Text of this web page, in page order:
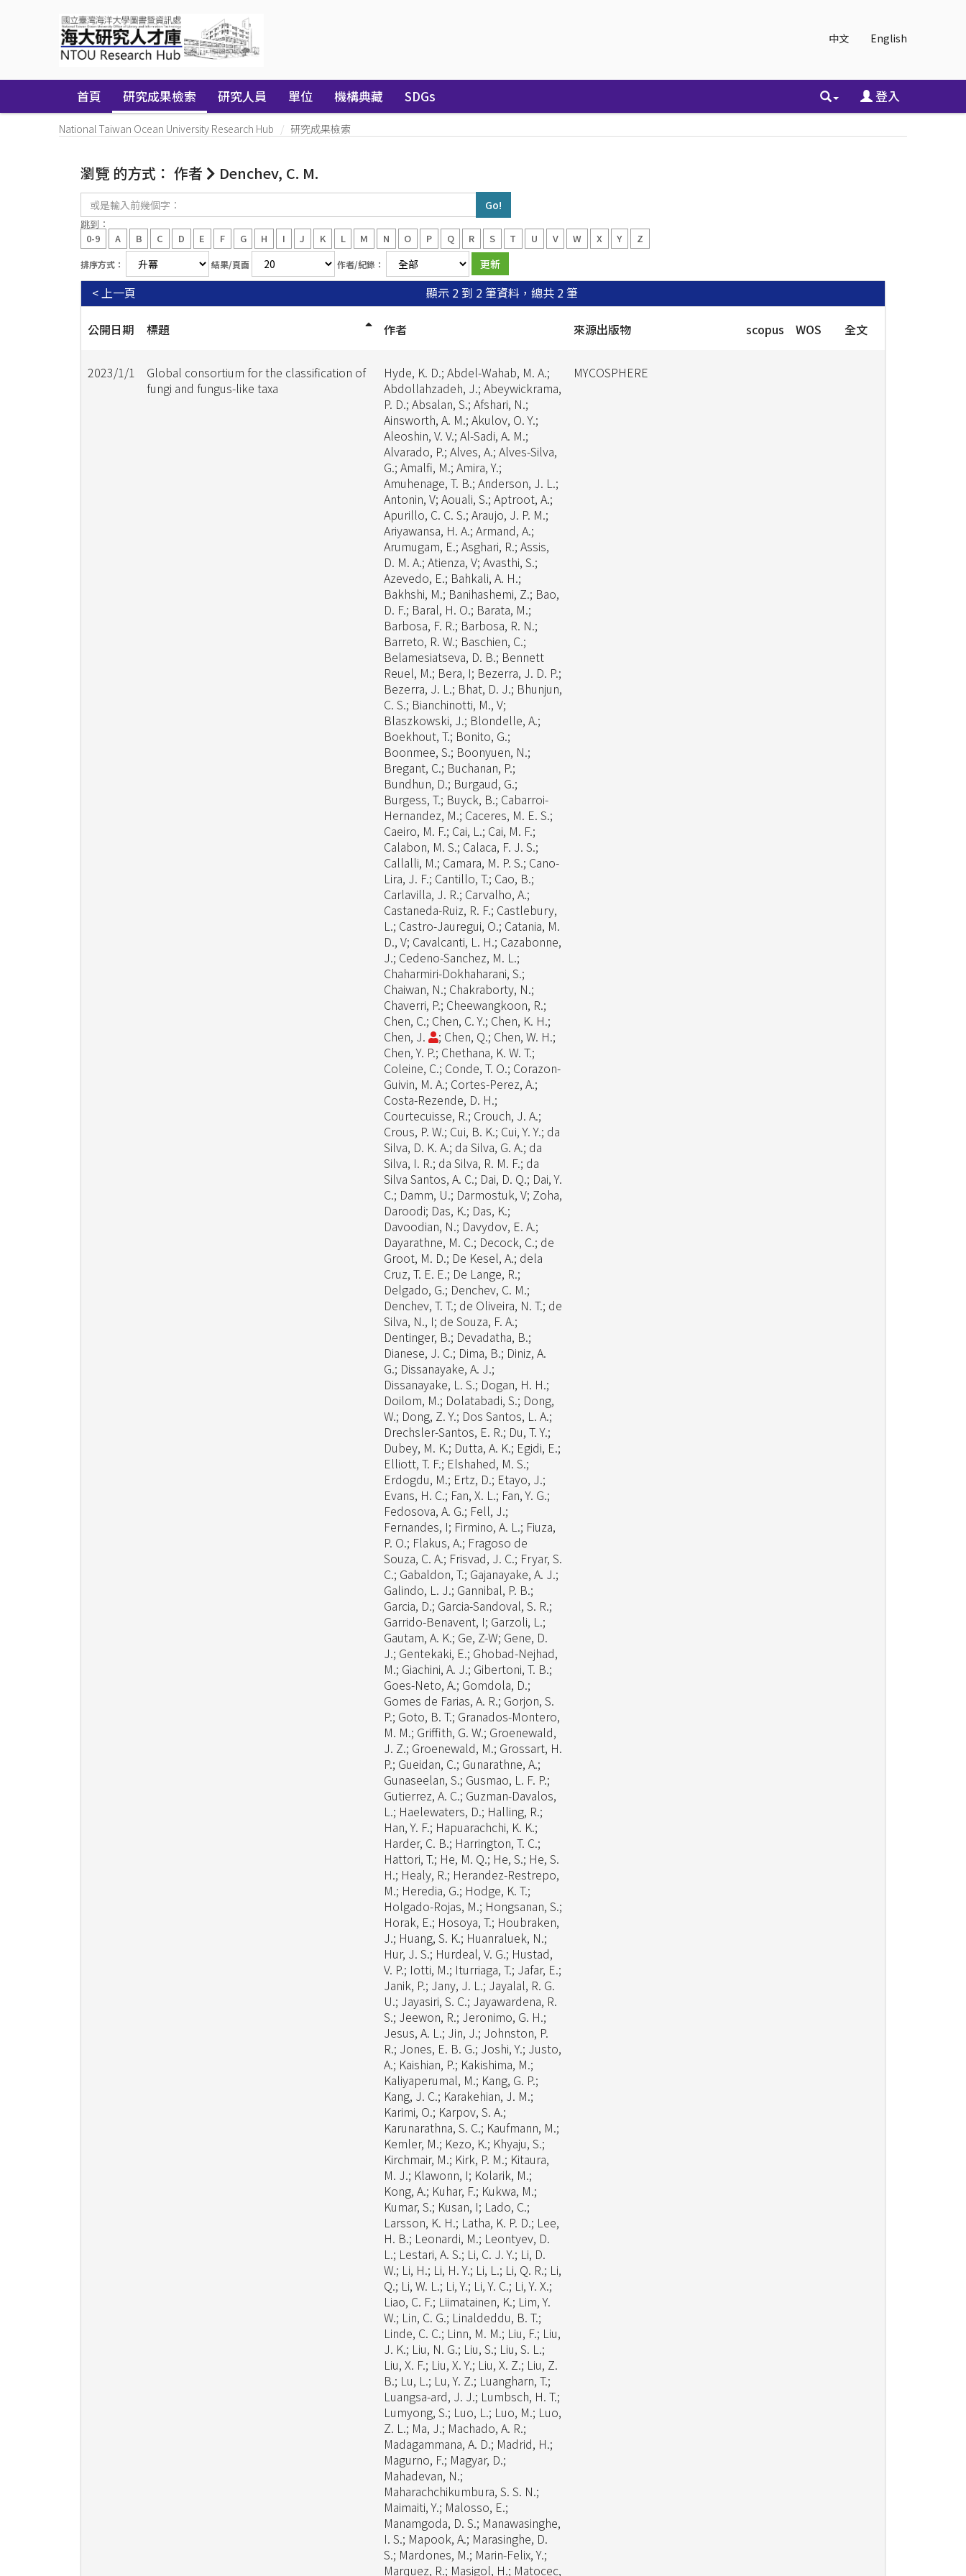
中文 English
首頁 研究成果檢索 研究人員 單位 機構典藏 SDGs 登入
National Taiwan Ocean University Research Hub 研究成果檢索
瀏覽 的方式： 作者 Denchev, C. M.
或
輸
入
前
幾
字：
跳到：
0-9
A B C D E F G H I J K L M N O P Q R S T U V W X Y Z
排序方式： 結果/頁面 作者/紀錄：
顯示 2 到 2 筆資料，總共 2 筆
< 上一頁
公開日期 標題 作者 來源出版物 scopus WOS 全文
2023/1/1
Global consortium for the classification of
fungi and fungus-like taxa
Hyde, K. D.; Abdel-Wahab, M. A.;
Abdollahzadeh, J.; Abeywickrama,
P. D.; Absalan, S.; Afshari, N.;
Ainsworth, A. M.; Akulov, O. Y.;
Aleoshin, V. V.; Al-Sadi, A. M.;
Alvarado, P.; Alves, A.; Alves-Silva,
G.; Amalfi, M.; Amira, Y.;
Amuhenage, T. B.; Anderson, J. L.;
Antonin, V; Aouali, S.; Aptroot, A.;
Apurillo, C. C. S.; Araujo, J. P. M.;
Ariyawansa, H. A.; Armand, A.;
Arumugam, E.; Asghari, R.; Assis,
D. M. A.; Atienza, V; Avasthi, S.;
Azevedo, E.; Bahkali, A. H.;
Bakhshi, M.; Banihashemi, Z.; Bao,
D. F.; Baral, H. O.; Barata, M.;
Barbosa, F. R.; Barbosa, R. N.;
Barreto, R. W.; Baschien, C.;
Belamesiatseva, D. B.; Bennett
Reuel, M.; Bera, I; Bezerra, J. D. P.;
Bezerra, J. L.; Bhat, D. J.; Bhunjun,
C. S.; Bianchinotti, M., V;
Blaszkowski, J.; Blondelle, A.;
Boekhout, T.; Bonito, G.;
Boonmee, S.; Boonyuen, N.;
Bregant, C.; Buchanan, P.;
Bundhun, D.; Burgaud, G.;
Burgess, T.; Buyck, B.; Cabarroi-
Hernandez, M.; Caceres, M. E. S.;
Caeiro, M. F.; Cai, L.; Cai, M. F.;
Calabon, M. S.; Calaca, F. J. S.;
Callalli, M.; Camara, M. P. S.; Cano-
Lira, J. F.; Cantillo, T.; Cao, B.;
Carlavilla, J. R.; Carvalho, A.;
Castaneda-Ruiz, R. F.; Castlebury,
L.; Castro-Jauregui, O.; Catania, M.
D., V; Cavalcanti, L. H.; Cazabonne,
J.; Cedeno-Sanchez, M. L.;
Chaharmiri-Dokhaharani, S.;
Chaiwan, N.; Chakraborty, N.;
Chaverri, P.; Cheewangkoon, R.;
Chen, C.; Chen, C. Y.; Chen, K. H.;
Chen, J.
; Chen, Q.; Chen, W. H.;
Chen, Y. P.; Chethana, K. W. T.;
Coleine, C.; Conde, T. O.; Corazon-
Guivin, M. A.; Cortes-Perez, A.;
Costa-Rezende, D. H.;
Courtecuisse, R.; Crouch, J. A.;
Crous, P. W.; Cui, B. K.; Cui, Y. Y.; da
Silva, D. K. A.; da Silva, G. A.; da
Silva, I. R.; da Silva, R. M. F.; da
Silva Santos, A. C.; Dai, D. Q.; Dai, Y.
C.; Damm, U.; Darmostuk, V; Zoha,
Daroodi; Das, K.; Das, K.;
Davoodian, N.; Davydov, E. A.;
Dayarathne, M. C.; Decock, C.; de
Groot, M. D.; De Kesel, A.; dela
Cruz, T. E. E.; De Lange, R.;
Delgado, G.; Denchev, C. M.;
Denchev, T. T.; de Oliveira, N. T.; de
Silva, N., I; de Souza, F. A.;
Dentinger, B.; Devadatha, B.;
Dianese, J. C.; Dima, B.; Diniz, A.
G.; Dissanayake, A. J.;
Dissanayake, L. S.; Dogan, H. H.;
Doilom, M.; Dolatabadi, S.; Dong,
W.; Dong, Z. Y.; Dos Santos, L. A.;
Drechsler-Santos, E. R.; Du, T. Y.;
Dubey, M. K.; Dutta, A. K.; Egidi, E.;
Elliott, T. F.; Elshahed, M. S.;
Erdogdu, M.; Ertz, D.; Etayo, J.;
Evans, H. C.; Fan, X. L.; Fan, Y. G.;
Fedosova, A. G.; Fell, J.;
Fernandes, I; Firmino, A. L.; Fiuza,
P. O.; Flakus, A.; Fragoso de
Souza, C. A.; Frisvad, J. C.; Fryar, S.
C.; Gabaldon, T.; Gajanayake, A. J.;
Galindo, L. J.; Gannibal, P. B.;
Garcia, D.; Garcia-Sandoval, S. R.;
Garrido-Benavent, I; Garzoli, L.;
Gautam, A. K.; Ge, Z-W; Gene, D.
J.; Gentekaki, E.; Ghobad-Nejhad,
M.; Giachini, A. J.; Gibertoni, T. B.;
Goes-Neto, A.; Gomdola, D.;
Gomes de Farias, A. R.; Gorjon, S.
P.; Goto, B. T.; Granados-Montero,
M. M.; Griffith, G. W.; Groenewald,
J. Z.; Groenewald, M.; Grossart, H.
P.; Gueidan, C.; Gunarathne, A.;
Gunaseelan, S.; Gusmao, L. F. P.;
Gutierrez, A. C.; Guzman-Davalos,
L.; Haelewaters, D.; Halling, R.;
Han, Y. F.; Hapuarachchi, K. K.;
Harder, C. B.; Harrington, T. C.;
Hattori, T.; He, M. Q.; He, S.; He, S.
H.; Healy, R.; Herandez-Restrepo,
M.; Heredia, G.; Hodge, K. T.;
Holgado-Rojas, M.; Hongsanan, S.;
Horak, E.; Hosoya, T.; Houbraken,
J.; Huang, S. K.; Huanraluek, N.;
Hur, J. S.; Hurdeal, V. G.; Hustad,
V. P.; Iotti, M.; Iturriaga, T.; Jafar, E.;
Janik, P.; Jany, J. L.; Jayalal, R. G.
U.; Jayasiri, S. C.; Jayawardena, R.
S.; Jeewon, R.; Jeronimo, G. H.;
Jesus, A. L.; Jin, J.; Johnston, P.
R.; Jones, E. B. G.; Joshi, Y.; Justo,
A.; Kaishian, P.; Kakishima, M.;
Kaliyaperumal, M.; Kang, G. P.;
Kang, J. C.; Karakehian, J. M.;
Karimi, O.; Karpov, S. A.;
Karunarathna, S. C.; Kaufmann, M.;
Kemler, M.; Kezo, K.; Khyaju, S.;
Kirchmair, M.; Kirk, P. M.; Kitaura,
M. J.; Klawonn, I; Kolarik, M.;
Kong, A.; Kuhar, F.; Kukwa, M.;
Kumar, S.; Kusan, I; Lado, C.;
Larsson, K. H.; Latha, K. P. D.; Lee,
H. B.; Leonardi, M.; Leontyev, D.
L.; Lestari, A. S.; Li, C. J. Y.; Li, D.
W.; Li, H.; Li, H. Y.; Li, L.; Li, Q. R.; Li,
Q.; Li, W. L.; Li, Y.; Li, Y. C.; Li, Y. X.;
Liao, C. F.; Liimatainen, K.; Lim, Y.
W.; Lin, C. G.; Linaldeddu, B. T.;
Linde, C. C.; Linn, M. M.; Liu, F.; Liu,
J. K.; Liu, N. G.; Liu, S.; Liu, S. L.;
Liu, X. F.; Liu, X. Y.; Liu, X. Z.; Liu, Z.
B.; Lu, L.; Lu, Y. Z.; Luangharn, T.;
Luangsa-ard, J. J.; Lumbsch, H. T.;
Lumyong, S.; Luo, L.; Luo, M.; Luo,
Z. L.; Ma, J.; Machado, A. R.;
Madagammana, A. D.; Madrid, H.;
Magurno, F.; Magyar, D.;
Mahadevan, N.;
Maharachchikumbura, S. S. N.;
Maimaiti, Y.; Malosso, E.;
Manamgoda, D. S.; Manawasinghe,
I. S.; Mapook, A.; Marasinghe, D.
S.; Mardones, M.; Marin-Felix, Y.;
Marquez, R.; Masigol, H.; Matocec,
MYCOSPHERE